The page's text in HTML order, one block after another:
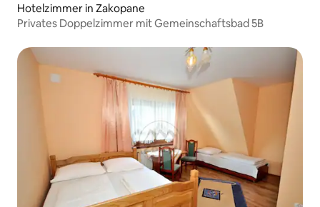
Hotelzimmer in Zakopane
Privates Doppelzimmer mit Gemeinschaftsbad 5B